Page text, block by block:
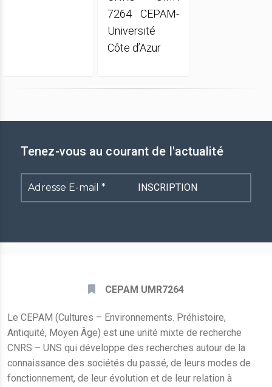
7264 CEPAM-
Université
Côte d’Azur
Tenez-vous au courant de l'actualité
Adresse
E-
CEPAM UMR7264
Le CEPAM (Cultures – Environnements. Préhistoire,
Antiquité, Moyen Âge) est une unité mixte de recherche
CNRS – UNS qui développe des recherches autour de la
connaissance des sociétés du passé, de leurs modes de
fonctionnement, de leur évolution et de leur relation à